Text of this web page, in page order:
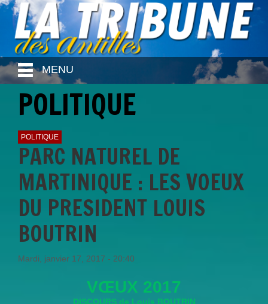
MENU
POLITIQUE
POLITIQUE
PARC NATUREL DE
MARTINIQUE : LES VOEUX
DU PRESIDENT LOUIS
BOUTRIN
Mardi, janvier 17, 2017 - 20:40
VŒUX 2017
DISCOURS de Louis BOUTRIN